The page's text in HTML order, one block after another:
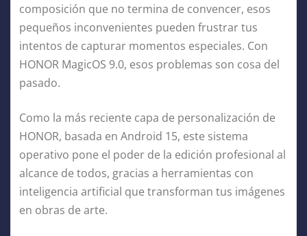
composición que no termina de convencer, esos
pequeños inconvenientes pueden frustrar tus
intentos de capturar momentos especiales. Con
HONOR MagicOS 9.0, esos problemas son cosa del
pasado.
Como la más reciente capa de personalización de
HONOR, basada en Android 15, este sistema
operativo pone el poder de la edición profesional al
alcance de todos, gracias a herramientas con
inteligencia artificial que transforman tus imágenes
en obras de arte.